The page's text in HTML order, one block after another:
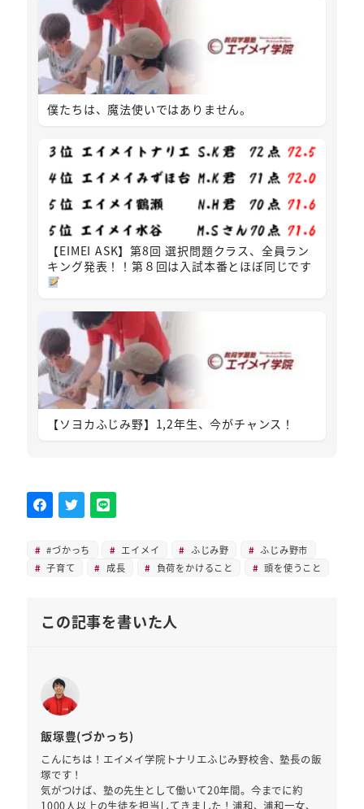
僕たちは、魔法使いではありません。
【EIMEI ASK】第8回 選択問題クラス、全員ラン
キング発表！！第８回は入試本番とほぼ同じです
【ソヨカふじみ野】1,2年生、今がチャンス！
#づかっち エイメイ ふじみ野
ふじみ野市
子育て
成長 負荷をかけること 頭を使うこと
この記事を書いた人
飯塚豊(づかっち)
こんにちは！エイメイ学院トナリエふじみ野校舎、塾長の飯
塚です！
気がつけば、塾の先生として働いて20年間。今までに約
1000人以上の生徒を担当してきました！浦和、浦和一女、